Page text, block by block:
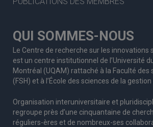
QUI SOMMES-NOUS
Le Centre de recherche sur les innovations
est un centre institutionnel de l’Université
Montréal (UQAM) rattaché à la Faculté des
(FSH) et à l’École des sciences de la gestion
Organisation interuniversitaire et
regroupe près d’une cinquantaine de
réguliers-ères et de nombreux-ses